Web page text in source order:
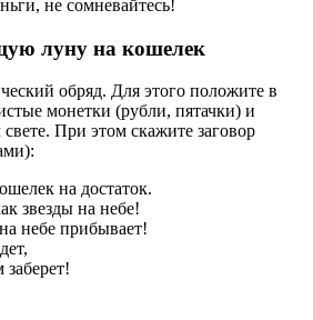
не сомневайтесь!
луну на кошелек
обряд. Для этого положите в
монетки (рубли, пятачки) и
свете. При этом скажите заговор
на достаток.
звезды на небе!
небе прибывает!